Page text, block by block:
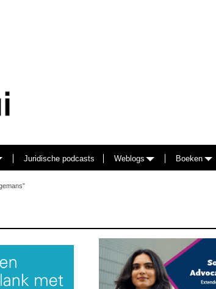
Juridische podcasts Weblogs Boeken